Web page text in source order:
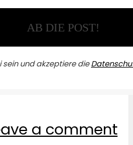
sein und akzeptiere die
a comment